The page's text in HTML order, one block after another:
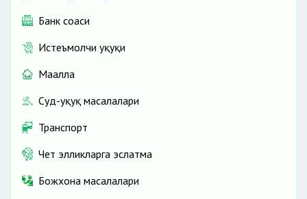
Банк соҳаси
Истеъмолчи ҳуқуқи
Маҳалла
Суд-ҳуқуқ масалалари
Транспорт
Чет элликларга эслатма
Божхона масалалари